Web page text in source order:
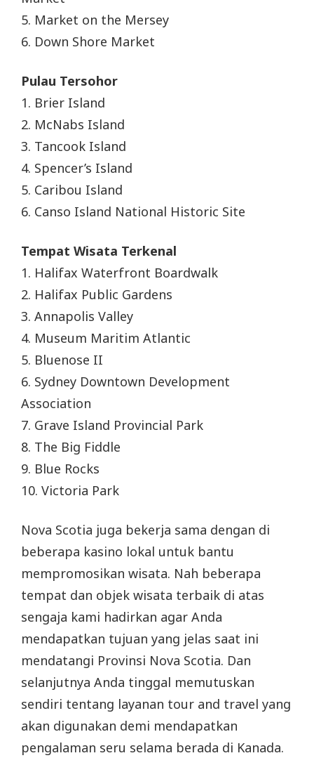
5. Market on the Mersey
6. Down Shore Market
Pulau Tersohor
1. Brier Island
2. McNabs Island
3. Tancook Island
4. Spencer’s Island
5. Caribou Island
6. Canso Island National Historic Site
Tempat Wisata Terkenal
1. Halifax Waterfront Boardwalk
2. Halifax Public Gardens
3. Annapolis Valley
4. Museum Maritim Atlantic
5. Bluenose II
6. Sydney Downtown Development
Association
7. Grave Island Provincial Park
8. The Big Fiddle
9. Blue Rocks
10. Victoria Park
Nova Scotia juga bekerja sama dengan di
beberapa kasino lokal untuk bantu
mempromosikan wisata. Nah beberapa
tempat dan objek wisata terbaik di atas
sengaja kami hadirkan agar Anda
mendapatkan tujuan yang jelas saat ini
mendatangi Provinsi Nova Scotia. Dan
selanjutnya Anda tinggal memutuskan
sendiri tentang layanan tour and travel yang
akan digunakan demi mendapatkan
pengalaman seru selama berada di Kanada.